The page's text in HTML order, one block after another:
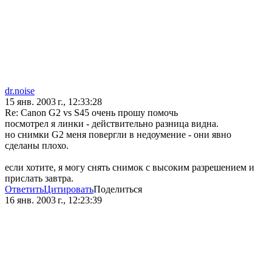
dr.noise
15 янв. 2003 г., 12:33:28
Re: Canon G2 vs S45 очень прошу помочь
посмотрел я линки - действительно разница видна.
но снимки G2 меня повергли в недоумение - они явно
сделаны плохо.
если хотите, я могу снять снимок с высоким разрешением и
прислать завтра.
ОтветитьЦитироватьПоделиться
16 янв. 2003 г., 12:23:39